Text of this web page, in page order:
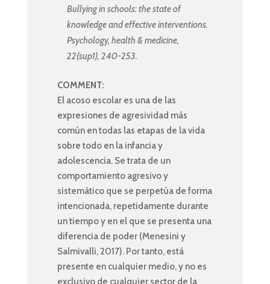
Bullying in schools: the state of
knowledge and effective interventions.
Psychology, health & medicine,
22(sup1), 240-253.
COMMENT:
El acoso escolar es una de las
expresiones de agresividad más
común en todas las etapas de la vida
sobre todo en la infancia y
adolescencia. Se trata de un
comportamiento agresivo y
sistemático que se perpetúa de forma
intencionada, repetidamente durante
un tiempo y en el que se presenta una
diferencia de poder (Menesini y
Salmivalli, 2017). Por tanto, está
presente en cualquier medio, y no es
exclusivo de cualquier sector de la